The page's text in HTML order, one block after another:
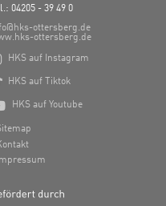
04205 - 39 49 0
ottersberg.de
ottersberg.de
HKS auf Instagram
HKS auf Tiktok
HKS auf Youtube
Impressum